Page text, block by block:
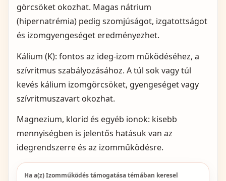
görcsöket okozhat. Magas nátrium
(hipernatrémia) pedig szomjúságot, izgatottságot
és izomgyengeséget eredményezhet.
Kálium (K): fontos az ideg‑izom működéséhez, a
szívritmus szabályozásához. A túl sok vagy túl
kevés kálium izomgörcsöket, gyengeséget vagy
szívritmuszavart okozhat.
Magnezium, klorid és egyéb ionok: kisebb
mennyiségben is jelentős hatásuk van az
idegrendszerre és az izomműködésre.
Ha a(z) Izomműködés támogatása témában keresel